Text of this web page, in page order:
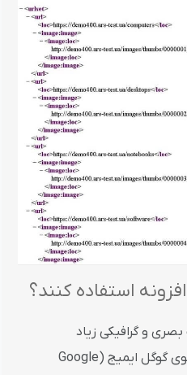
استفاده کنند؟
و گرافیکی زیاد
🔹 فروشگاه‌هایی که در جستجوی گوگل ایمیج (Google